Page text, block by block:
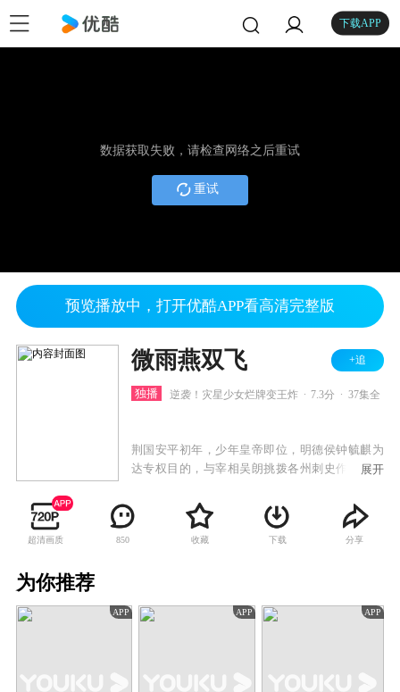
下载APP
数据获取失败，请检查网络之后重试
重试
预览播放中，打开优酷APP看高清完整版
微雨燕双飞 +追
独播 逆袭！灾星少女烂牌变王炸 7.3分 37集全
荆国安平初年，少年皇帝即位，明德侯钟毓麒为
达专权目的，与宰相吴朗挑拨各州刺史作乱，使
员白文泰的侄女茉喜与掌上明珠凤瑶，意外被卷
进了是非中央。
展开
超清画质 850 收藏 下载 分享
为你推荐
APP APP APP